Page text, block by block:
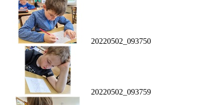
20220502_093750
20220502_093759